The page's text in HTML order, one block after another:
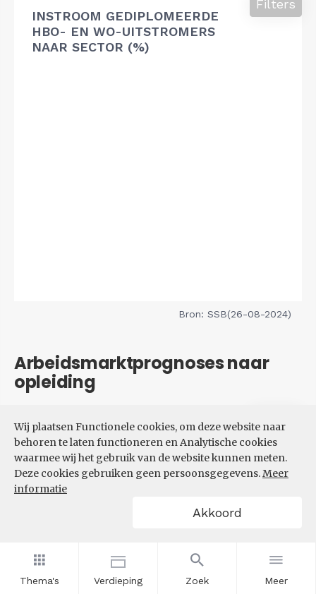
Thema's Verdieping Zoek Meer
Wij plaatsen Functionele cookies, om deze website naar
behoren te laten functioneren en Analytische cookies
waarmee wij het gebruik van de website kunnen meten.
Deze cookies gebruiken geen persoonsgegevens.Meer
informatie
Akkoord
INSTROOM GEDIPLOMEERDE
HBO- EN WO-UITSTROMERS
NAAR SECTOR (%)
Filters
Bron: SSB(26-08-2024)
Arbeidsmarktprognoses naar
opleiding
VERWACHTE UITBREIDINGS-
EN VERVANGINGSVRAAG NAAR
OPLEIDINGSNIVEAU
Filters